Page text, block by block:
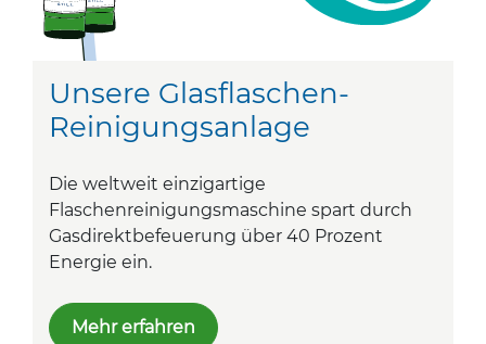
Unsere Glasflaschen-
Reinigungsanlage
Die weltweit einzigartige
Flaschenreinigungsmaschine spart durch
Gasdirektbefeuerung über 40 Prozent
Energie ein.
Mehr erfahren